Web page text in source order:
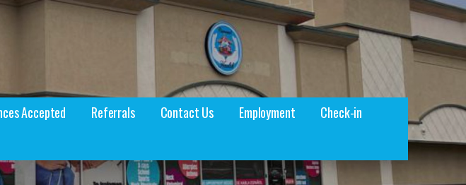
Accepted Referrals Contact Us Employment
Check-in